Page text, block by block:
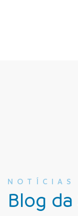
NOTÍCIAS
Blog da